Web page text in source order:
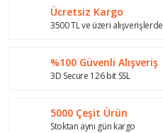
Ücretsiz Kargo
3500 TL ve üzeri alışverişlerde
%100 Güvenli Alışveriş
3D Secure 126 bit SSL
5000 Çeşit Ürün
Stoktan aynı gün kargo